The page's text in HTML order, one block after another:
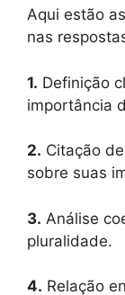
Aqui estão
nas
1. Definição
importância
2. Citação
sobre suas
3. Análise
pluralidade.
4. Relação